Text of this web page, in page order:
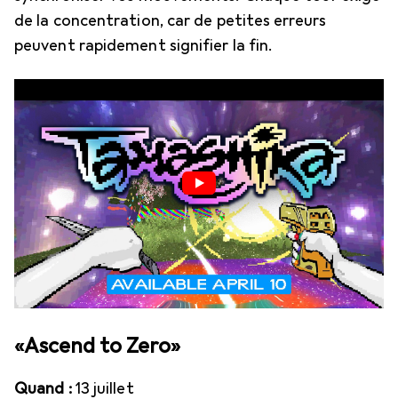
de la concentration, car de petites erreurs
peuvent rapidement signifier la fin.
«Ascend to Zero»
Quand :13 juillet